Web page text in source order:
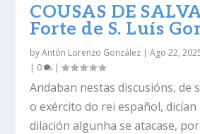
COUSAS DE
Forte de S. Luís
byAntón Lorenzo González |Ago 22,
| 0 |
Andaban nestas discusións, de
o exército do rei español, dicían
dilación algunha se atacase,